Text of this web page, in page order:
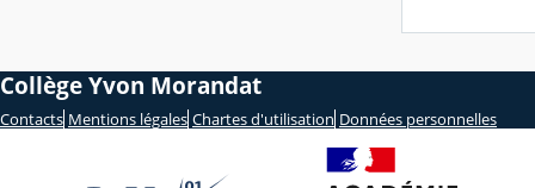
Collège Yvon Morandat
Contacts Mentions légales Chartes d'utilisation Données personnelles